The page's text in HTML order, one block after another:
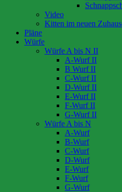
Video
Kitten im neuen
Pläne
Würfe
Würfe A bis N II
A-Wurf II
B Wurf II
C-Wurf II
D-Wurf II
E-Wurf II
F-Wurf II
G-Wurf II
Würfe A bis N
A-Wurf
B-Wurf
C-Wurf
D-Wurf
E-Wurf
F-Wurf
G-Wurf